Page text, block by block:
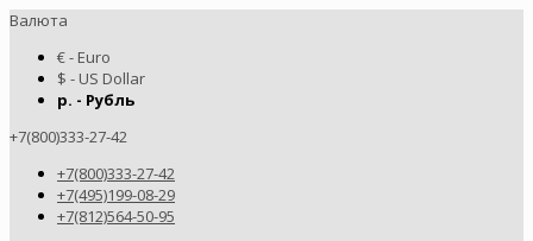
Валюта
€ - Euro
$ - US Dollar
р. - Рубль
+7(800)333-27-42
+7(800)333-27-42
+7(495)199-08-29
+7(812)564-50-95